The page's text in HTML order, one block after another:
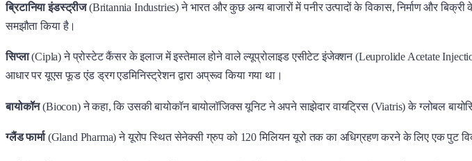
ब्रिटानिया इंडस्ट्रीज(Britannia Industries) ने भारत और कुछ अन्य बाजारों में पनीर उत्पादों के विकास, निर्माण और
समझौता किया है।
सिप्ला(Cipla) ने प्रोस्टेट कैंसर के इलाज में इस्तेमाल होने वाले ल्यूप्रोलाइड एसीटेट इंजेक्शन (Leuprolide Acetate
आधार पर यूएस फूड एंड ड्रग एडमिनिस्ट्रेशन द्वारा अप्रूव किया गया था।
बायोकॉन(Biocon) ने कहा, कि उसकी बायोकॉन बायोलॉजिक्स यूनिट ने अपने साझेदार वायट्रिस (Viatris) के ग्लोबल
ग्लैंड फार्मा(Gland Pharma) ने यूरोप स्थित सेनेक्सी ग्रुप को 120 मिलियन यूरो तक का अधिग्रहण करने के लिए एक पुट